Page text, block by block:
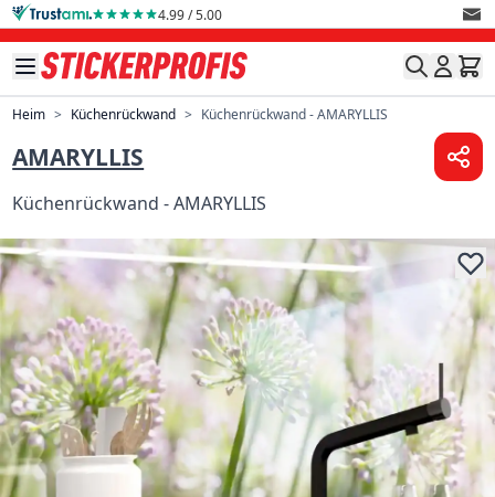
Direkt zum Inhalt 4.99 / 5.00
Heim > Küchenrückwand > Küchenrückwand - AMARYLLIS
AMARYLLIS
Küchenrückwand - AMARYLLIS